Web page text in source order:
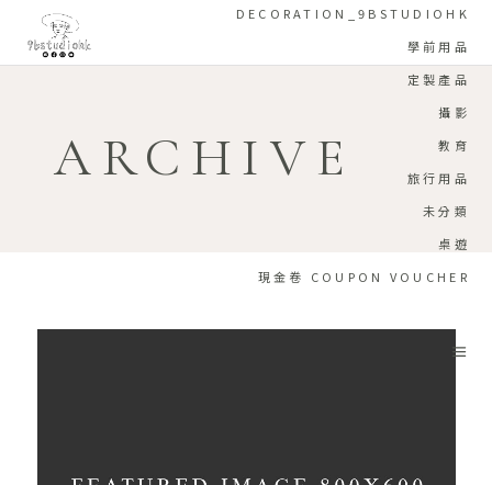
DECORATION_9BSTUDIOHK
學前用品
定製產品
攝影
教育
旅行用品
未分類
桌遊
現金卷 COUPON VOUCHER
ARCHIVE